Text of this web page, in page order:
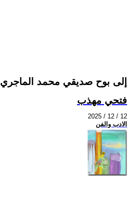
إلى بوح صديقي محمد الماجري
فتحي مهذب
2025 / 12 / 12
الادب والفن